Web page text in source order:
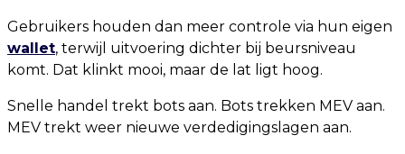
Gebruikers houden dan meer controle via hun eigen
wallet, terwijl uitvoering dichter bij beursniveau
komt. Dat klinkt mooi, maar de lat ligt hoog.
Snelle handel trekt bots aan. Bots trekken MEV aan.
MEV trekt weer nieuwe verdedigingslagen aan.